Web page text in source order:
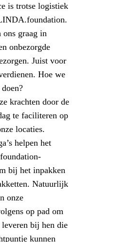
is trotse logistiek
graag in
onbezorgde
Juist voor
Hoe we
krachten door de
te faciliteren op
locaties.
helpen het
bij het inpakken
Natuurlijk
onze
op pad om
bij hen die
kunnen